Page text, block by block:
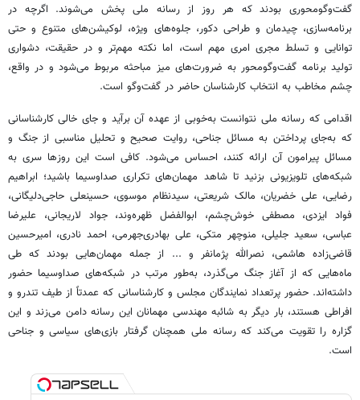
گفت‌وگومحوری بودند که هر روز از رسانه ملی پخش می‌شوند. اگرچه در
برنامه‌سازی، چیدمان و طراحی دکور، جلوه‌های ویژه، لوکیشن‌های متنوع و حتی
توانایی و تسلط مجری امری مهم است، اما نکته مهم‌تر و در حقیقت، دشواری
تولید برنامه گفت‌وگومحور به ضرورت‌های میز مباحثه مربوط می‌شود و در واقع،
چشم مخاطب به انتخاب کارشناسان حاضر در گفت‌وگو است.
اقدامی که رسانه ملی نتوانست به‌خوبی از عهده آن برآید و جای خالی کارشناسانی
که به‌جای پرداختن به مسائل جناحی، روایت صحیح و تحلیل مناسبی از جنگ و
مسائل پیرامون آن ارائه کنند، احساس می‌شود. کافی است این روزها سری به
شبکه‌های تلویزیونی بزنید تا شاهد مهمان‌های تکراری صداوسیما باشید؛ ابراهیم
رضایی، علی خضریان، مالک شریعتی، سیدنظام موسوی، حسینعلی حاجی‌دلیگانی،
فواد ایزدی، مصطفی خوش‌چشم، ابوالفضل ظهره‌وند، جواد لاریجانی، علیرضا
عباسی، سعید جلیلی، منوچهر متکی، علی بهادری‌جهرمی، احمد نادری، امیرحسین
قاضی‌زاده هاشمی، نصرالله پژمانفر و ... از جمله مهمان‌هایی بودند که طی
ماه‌هایی که از آغاز جنگ می‌گذرد، به‌طور مرتب در شبکه‌های صداوسیما حضور
داشته‌اند. حضور پرتعداد نمایندگان مجلس و کارشناسانی که عمدتاً از طیف تندرو و
افراطی هستند، بار دیگر به شائبه مهندسی مهمانان این رسانه دامن می‌زند و این
گزاره را تقویت می‌کند که رسانه ملی همچنان گرفتار بازی‌های سیاسی و جناحی
است.